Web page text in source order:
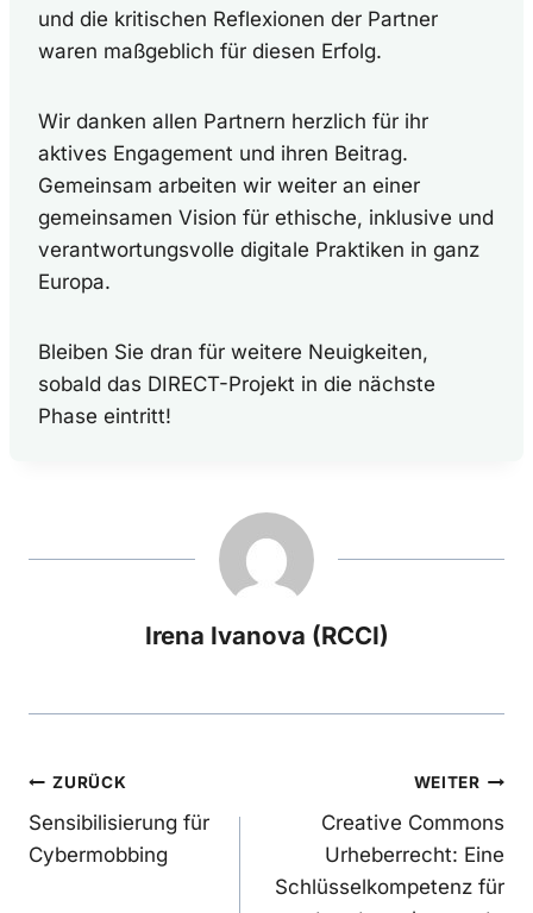
und die kritischen Reflexionen der Partner
waren maßgeblich für diesen Erfolg.
Wir danken allen Partnern herzlich für ihr
aktives Engagement und ihren Beitrag.
Gemeinsam arbeiten wir weiter an einer
gemeinsamen Vision für ethische, inklusive und
verantwortungsvolle digitale Praktiken in ganz
Europa.
Bleiben Sie dran für weitere Neuigkeiten,
sobald das DIRECT-Projekt in die nächste
Phase eintritt!
Irena Ivanova (RCCI)
Beitragsnavigation
ZURÜCK
Sensibilisierung für
Cybermobbing
WEITER
Creative Commons
Urheberrecht: Eine
Schlüsselkompetenz für